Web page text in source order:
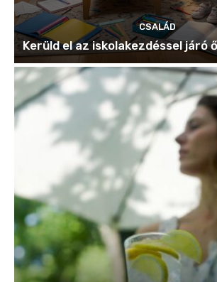
CSALÁD
Kerüld el az iskolakezdéssel